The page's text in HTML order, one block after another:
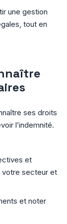
une gestion
tout en
ses droits
l’indemnité.
et
votre secteur et
et noter